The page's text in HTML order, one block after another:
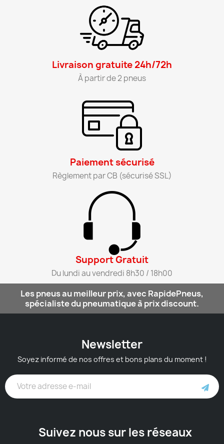
Livraison gratuite 24h/72h​
À partir de 2 pneus​
Paiement sécurisé​
Règlement par CB (sécurisé SSL)​
Support Gratuit​
Du lundi au vendredi 8h30 / 18h00​
Les pneus au meilleur prix, avec RapidePneus,
spécialiste du pneumatique à prix discount.
Newsletter
Soyez informé de nos offres et bons plans du moment !
Suivez nous sur les réseaux